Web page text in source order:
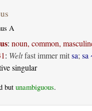
A
: noun, common,
: Weltfast immer mitsa;sa
singular
but unambiguous.